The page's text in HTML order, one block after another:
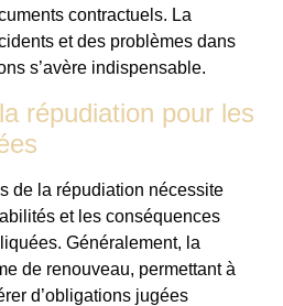
contractuels. La
et des problèmes dans
s’avère indispensable.
répudiation pour les
de la répudiation nécessite
et les conséquences
Généralement, la
de renouveau, permettant à
d’obligations jugées